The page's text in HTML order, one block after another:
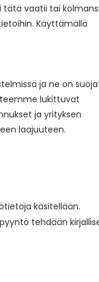
tätä vaatii tai
Käyttämällä
ja ne on
lukittuvat
ja yrityksen
laajuuteen.
käsitellään.
tehdään